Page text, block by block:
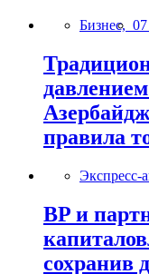
Бизнес,
правила
Экспресс-
BP и
сохранив